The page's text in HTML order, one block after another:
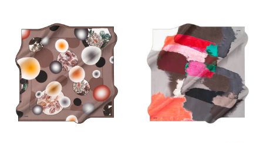
veya leke temizliği gerektiğinde
Aker İpek Eşarp
Şampuanıtercih edebilirsiniz.
Sıkça Sorulan Sorular
Bu eşarbın materyali nedir?
Siyah Beyaz İpek Kare Logo Desenli Eşarp ölçüsü
nedir?
Desen ve renk görünümü nasıldır?
Bu model çift taraflı kullanılabilir mi?